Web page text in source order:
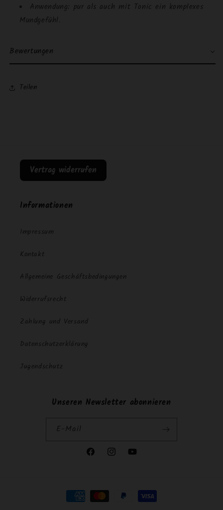
Anwendung: pur als auch mit Tonic ein komplexes
Mundgefühl.
Bewertungen
Teilen
Vertrag widerrufen
Informationen
Impressum
Kontakt
Allgemeine Geschäftsbedingungen
Widerrufsrecht
Zahlung und Versand
Datenschutzerklärung
Jugendschutz
Unseren Newsletter abonnieren
E-Mail
FacebookInstagramYouTube
Zahlungsmethoden